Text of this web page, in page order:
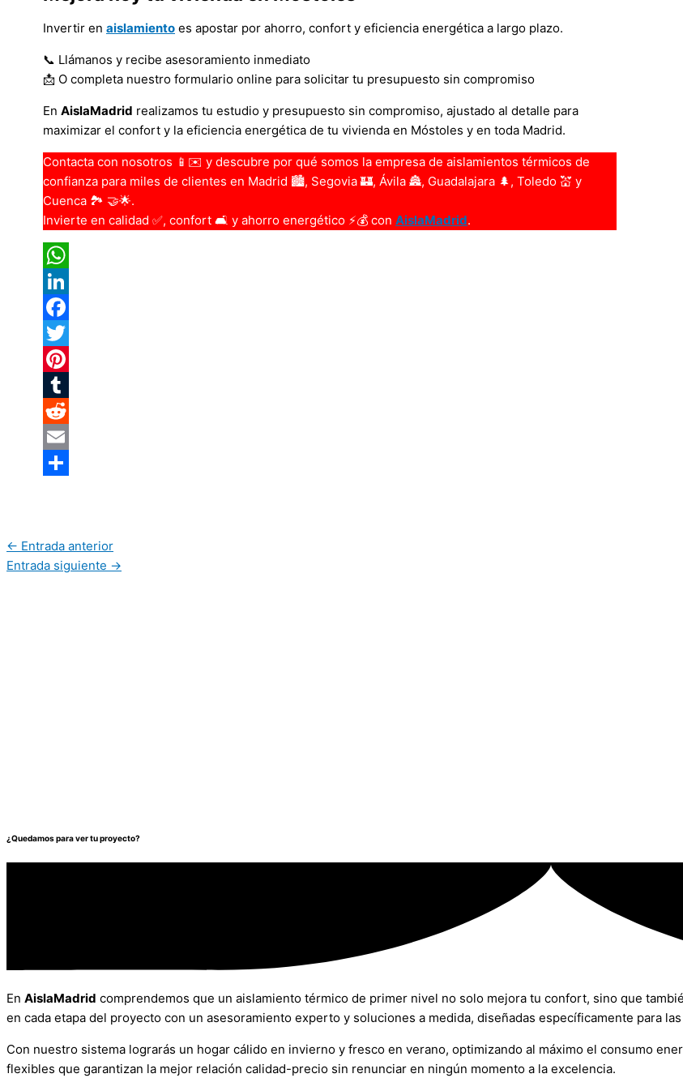
Invertir en aislamiento es apostar por ahorro, confort y eficiencia energética a largo plazo.
📞 Llámanos y recibe asesoramiento inmediato
📩 O completa nuestro formulario online para solicitar tu presupuesto sin compromiso
En AislaMadrid realizamos tu estudio y presupuesto sin compromiso, ajustado al detalle para
maximizar el confort y la eficiencia energética de tu vivienda en Móstoles y en toda Madrid.
Contacta con nosotros 📱✉️ y descubre por qué somos la empresa de aislamientos térmicos de
confianza para miles de clientes en Madrid 🏙️, Segovia 🏰, Ávila 🏯, Guadalajara 🌲, Toledo 💒 y
Cuenca 🏞️ 🤝🌟.
Invierte en calidad ✅, confort 🛋️ y ahorro energético ⚡💰 con AislaMadrid.
WhatsApp
LinkedIn
Facebook
Twitter
Pinterest
Tumblr
Reddit
Email
← Entrada anterior
Entrada siguiente →
¿Quedamos para ver tu proyecto?
En AislaMadrid comprendemos que un aislamiento térmico de primer nivel no solo mejora tu confort, sino que
en cada etapa del proyecto con un asesoramiento experto y soluciones a medida, diseñadas específicamente para
Con nuestro sistema lograrás un hogar cálido en invierno y fresco en verano, optimizando al máximo el consumo
flexibles que garantizan la mejor relación calidad-precio sin renunciar en ningún momento a la excelencia.